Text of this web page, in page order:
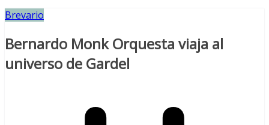
Brevario
Bernardo Monk Orquesta viaja al
universo de Gardel